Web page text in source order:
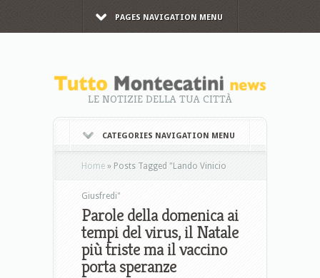
PAGES NAVIGATION MENU
LE NOTIZIE DELLA TUA CITTÀ
CATEGORIES NAVIGATION MENU
Home » Posts Tagged " Lando Vinicio
Giusfredi"
Parole della domenica ai
tempi del virus, il Natale
più triste ma il vaccino
porta speranze